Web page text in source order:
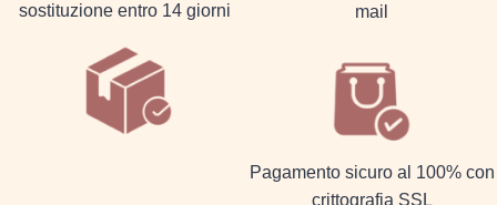
sostituzione entro 14 giorni
mail
Pagamento sicuro al 100% con
crittografia SSL